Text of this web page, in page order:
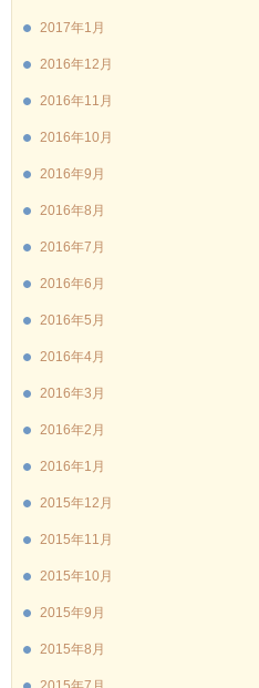
2017年1月
2016年12月
2016年11月
2016年10月
2016年9月
2016年8月
2016年7月
2016年6月
2016年5月
2016年4月
2016年3月
2016年2月
2016年1月
2015年12月
2015年11月
2015年10月
2015年9月
2015年8月